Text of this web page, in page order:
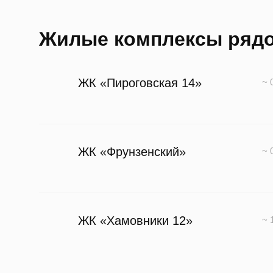
Жилые комплексы
ЖК «Пироговская 14» ~
ЖК «Фрунзенский» ~
ЖК «Хамовники 12» ~